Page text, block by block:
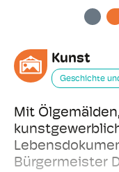
VORHERIGE
WEITER
Kunst
Geschichte
Mit
Bürgermeister